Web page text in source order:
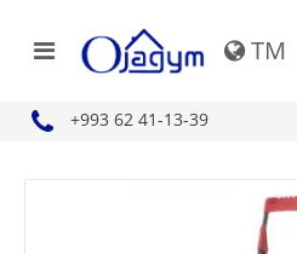
TM
+993 62 41-13-39